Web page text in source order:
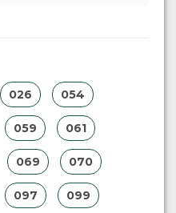
026 054
059 061
069 070
097 099